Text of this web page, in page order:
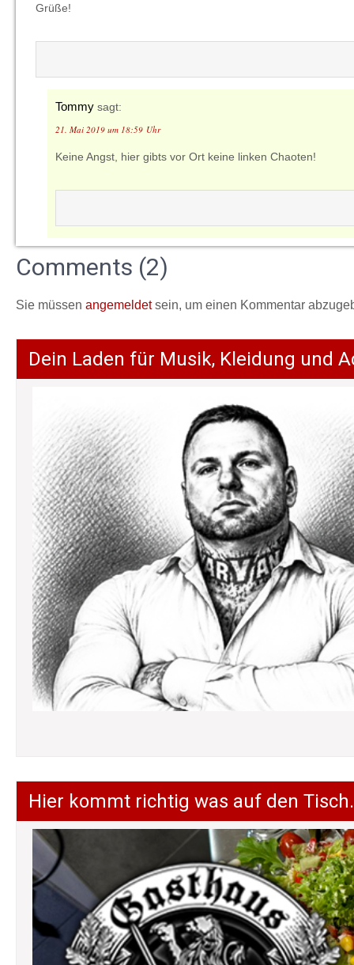
Grüße!
Tommy sagt:
21. Mai 2019 um 18:59 Uhr
Keine Angst, hier gibts vor Ort keine linken Chaoten!
Comments (2)
Sie müssen angemeldetsein, um einen Kommentar
Dein Laden für Musik, Kleidung und
Hier kommt richtig was auf den Tisch.